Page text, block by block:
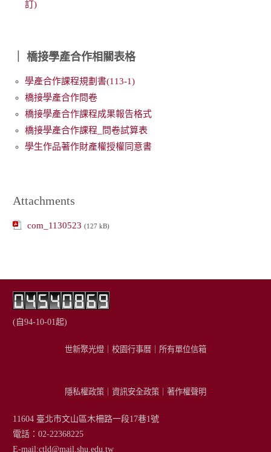
訂)
｜ 橋接學產合作相關表格
學產合作課程規劃書(113-1)
橋接學產合作問卷
橋接學產合作課程成果報告格式
橋接學產合作課程_問卷試算表
學生作品著作財產權授權同意書
Attachments
com_1130523 (127 kB)
(自94-10-01起)
世新聚光燈 校園行事曆 所有單位信箱
隱私權政策 資訊安全政策 著作權聲明
11604 臺北市文山區木柵路一段17巷1號
電話：02-22368225
E-mail:ctld@mail.shu.edu.tw